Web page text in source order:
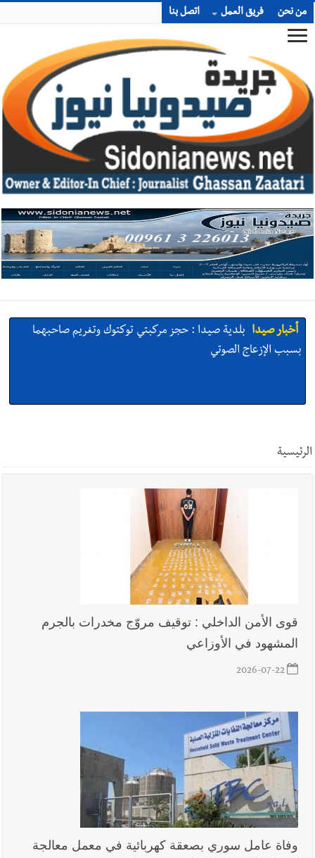
من نحن فريق العمل اتصل بنا
أخبار صيدا بلدية صيدا : حجز مركبتي توكتوك وتغريم صاحبهما
بسبب الإزعاج الصوتي
القدرات -صيدا
بلدية صيدا ومؤسسة الحريري تعقدان الاجتماع
التشاوري الأول للمرصد الحضري
بالصور : بلدية صيدا تستقبل السيد محمد زيدان:
استعراض شامل لمشاريع وتأكيدٌ على حماية القيمة التراثية للمدينة
القديمة
أخبار لبنان حراك ديبلوماسي للتجديد لـ اليونيفيل .. مسؤول غربي
أخبار لبنان ليلة سقوط رياض سلامة... هل ننتظر الحقيقة؟
أخبار لبنان ثقوب في اقتراح قانون الإعلام
الرئيسية
قوى الأمن الداخلي : توقيف مروّج مخدرات بالجرم
المشهود في الأوزاعي
2026-07-22
وفاة عامل سوري بصعقة كهربائية في معمل معالجة